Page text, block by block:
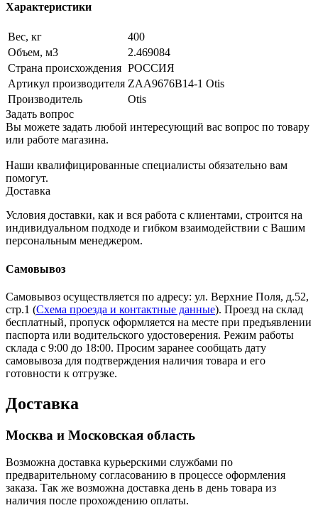
Характеристики
Вес, кг
400
Объем, м3
2.469084
Страна происхождения РОССИЯ
Артикул производителя ZAA9676B14-1 Otis
Производитель
Otis
Задать вопрос
Вы можете задать любой интересующий вас вопрос по товару
или работе магазина.
Наши квалифицированные специалисты обязательно вам
помогут.
Доставка
Условия доставки, как и вся работа с клиентами, строится на
индивидуальном подходе и гибком взаимодействии с Вашим
персональным менеджером.
Самовывоз
Самовывоз осуществляется по адресу: ул. Верхние Поля, д.52,
стр.1 (Схема проезда и контактные данные). Проезд на склад
бесплатный, пропуск оформляется на месте при предъявлении
паспорта или водительского удостоверения. Режим работы
склада с 9:00 до 18:00. Просим заранее сообщать дату
самовывоза для подтверждения наличия товара и его
готовности к отгрузке.
Доставка
Москва и Московская область
Возможна доставка курьерскими службами по
предварительному согласованию в процессе оформления
заказа. Так же возможна доставка день в день товара из
наличия после прохождению оплаты.